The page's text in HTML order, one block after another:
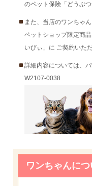
のペット保険「どうぶ
また、当店のワンちゃ
ペットショップ限定商
いびぃ」に ご契約いた
詳細内容については、
W2107-0038
ワンちゃんに